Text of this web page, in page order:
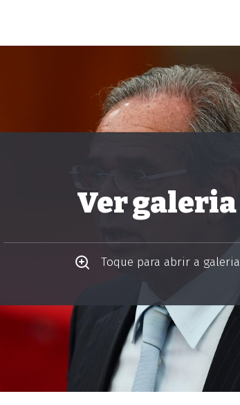
Ver galeria
Toque para abrir a galeria